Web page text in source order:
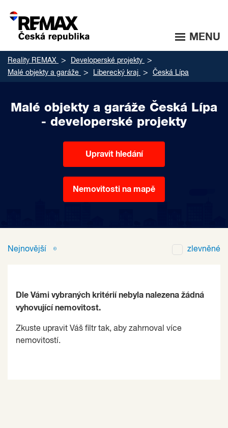
MENU
Reality REMAX
Developerské projekty
Malé objekty a garáže
Liberecký kraj Česká Lípa
Malé objekty a garáže Česká Lípa
- developerské projekty
Upravit hledání
Nemovitosti na mapě
Nejnovější zlevněné
Dle Vámi vybraných kritérií nebyla nalezena žádná
vyhovující nemovitost.
Zkuste upravit Váš filtr tak, aby zahrnoval více
nemovitostí.